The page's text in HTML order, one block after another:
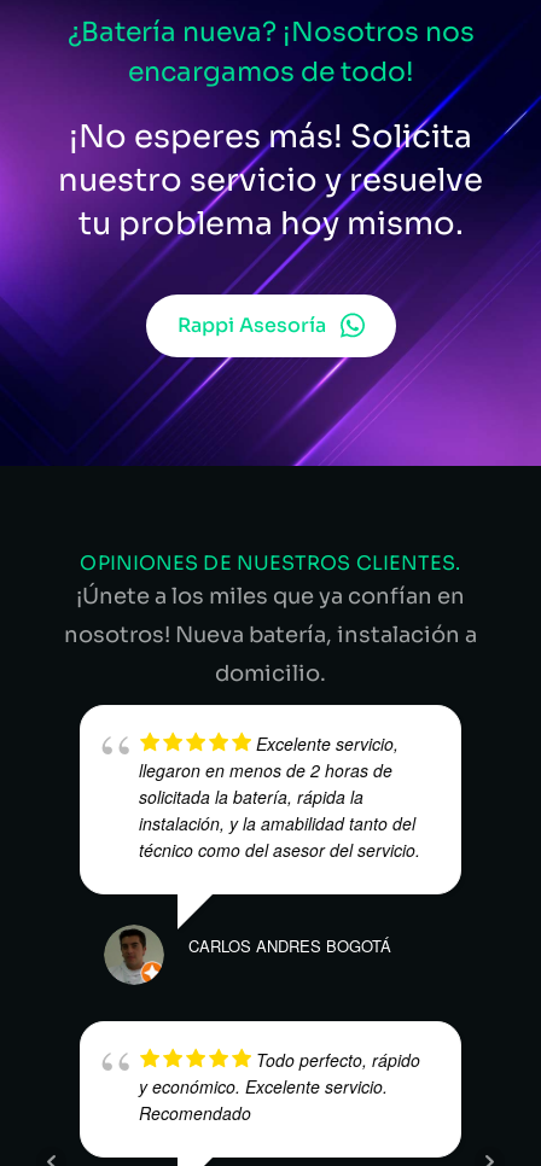
¿Batería nueva? ¡Nosotros nos
encargamos de todo!
¡No esperes más! Solicita
nuestro servicio y resuelve
tu problema hoy mismo.
Rappi Asesoría
OPINIONES DE NUESTROS CLIENTES.
¡Únete a los miles que ya confían en
nosotros! Nueva batería, instalación a
domicilio.
Excelente servicio,
llegaron en menos de 2 horas de
solicitada la batería, rápida la
instalación, y la amabilidad tanto del
técnico como del asesor del servicio.
CARLOS ANDRES BOGOTÁ
Todo perfecto, rápido
y económico. Excelente servicio.
Recomendado